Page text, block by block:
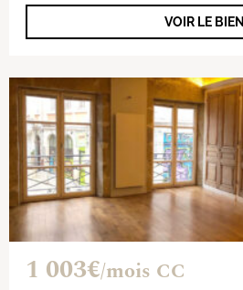
VOIR LE BIEN
1 003€/mois CC